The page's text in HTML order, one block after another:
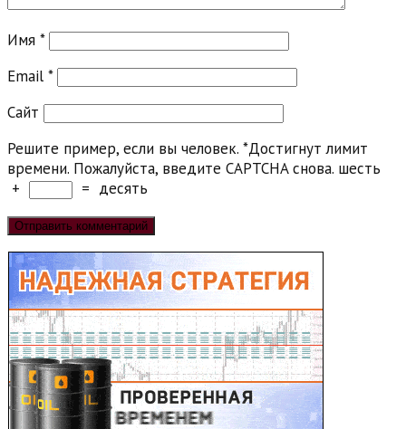
Имя *
Email *
Сайт
Решите пример, если вы человек. *Достигнут лимит
времени. Пожалуйста, введите CAPTCHA снова. шесть
+
= десять